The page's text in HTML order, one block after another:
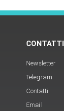
CONTATTI
Newsletter
Telegram
Contatti
Email